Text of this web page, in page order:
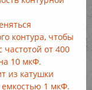
контура, чтобы
от 400
10 мкФ.
из катушки
емкостью 1 мкФ.